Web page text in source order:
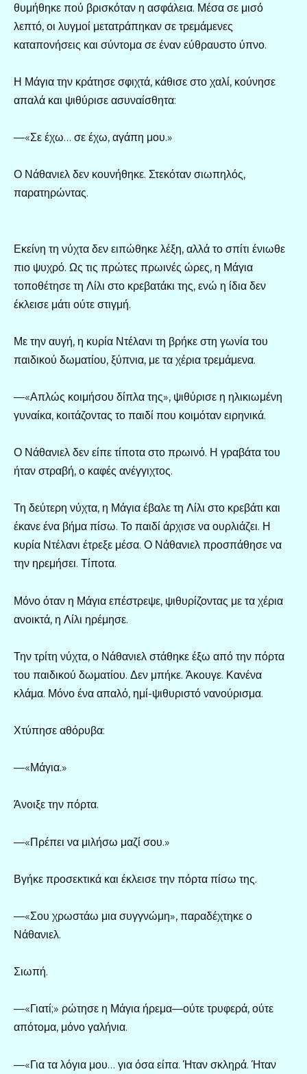
θυμήθηκε πού βρισκόταν η ασφάλεια. Μέσα σε μισό
λεπτό, οι λυγμοί μετατράπηκαν σε τρεμάμενες
καταπονήσεις και σύντομα σε έναν εύθραυστο ύπνο.
Η Μάγια την κράτησε σφιχτά, κάθισε στο χαλί, κούνησε
απαλά και ψιθύρισε ασυναίσθητα:
—«Σε έχω… σε έχω, αγάπη μου.»
Ο Νάθανιελ δεν κουνήθηκε. Στεκόταν σιωπηλός,
παρατηρώντας.
Εκείνη τη νύχτα δεν ειπώθηκε λέξη, αλλά το σπίτι ένιωθε
πιο ψυχρό. Ως τις πρώτες πρωινές ώρες, η Μάγια
τοποθέτησε τη Λίλι στο κρεβατάκι της, ενώ η ίδια δεν
έκλεισε μάτι ούτε στιγμή.
Με την αυγή, η κυρία Ντέλανι τη βρήκε στη γωνία του
παιδικού δωματίου, ξύπνια, με τα χέρια τρεμάμενα.
—«Απλώς κοιμήσου δίπλα της», ψιθύρισε η ηλικιωμένη
γυναίκα, κοιτάζοντας το παιδί που κοιμόταν ειρηνικά.
Ο Νάθανιελ δεν είπε τίποτα στο πρωινό. Η γραβάτα του
ήταν στραβή, ο καφές ανέγγιχτος.
Τη δεύτερη νύχτα, η Μάγια έβαλε τη Λίλι στο κρεβάτι και
έκανε ένα βήμα πίσω. Το παιδί άρχισε να ουρλιάζει. Η
κυρία Ντέλανι έτρεξε μέσα. Ο Νάθανιελ προσπάθησε να
την ηρεμήσει. Τίποτα.
Μόνο όταν η Μάγια επέστρεψε, ψιθυρίζοντας με τα χέρια
ανοικτά, η Λίλι ηρέμησε.
Την τρίτη νύχτα, ο Νάθανιελ στάθηκε έξω από την πόρτα
του παιδικού δωματίου. Δεν μπήκε. Άκουγε. Κανένα
κλάμα. Μόνο ένα απαλό, ημί-ψιθυριστό νανούρισμα.
Χτύπησε αθόρυβα:
—«Μάγια.»
Άνοιξε την πόρτα.
—«Πρέπει να μιλήσω μαζί σου.»
Βγήκε προσεκτικά και έκλεισε την πόρτα πίσω της.
—«Σου χρωστάω μια συγγνώμη», παραδέχτηκε ο
Νάθανιελ.
Σιωπή.
—«Γιατί;» ρώτησε η Μάγια ήρεμα—ούτε τρυφερά, ούτε
απότομα, μόνο γαλήνια.
—«Για τα λόγια μου… για όσα είπα. Ήταν σκληρά. Ήταν